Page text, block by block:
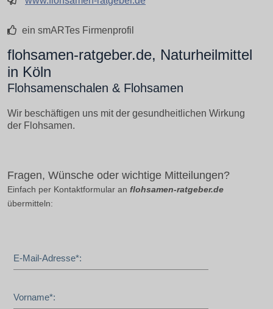
ein smARTes Firmenprofil
flohsamen-ratgeber.de, Naturheilmittel
in Köln
Flohsamenschalen & Flohsamen
Wir beschäftigen uns mit der gesundheitlichen Wirkung
der Flohsamen.
Fragen, Wünsche oder wichtige Mitteilungen?
Einfach per Kontaktformular an flohsamen-ratgeber.de
übermitteln:
E-Mail-Adresse*:
Vorname*: